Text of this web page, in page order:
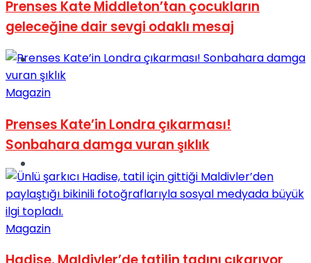
Sinema
Prenses Kate Middleton’tan çocukların
geleceğine dair sevgi odaklı mesaj
Magazin
Prenses Kate’in Londra çıkarması!
Sonbahara damga vuran şıklık
Magazin